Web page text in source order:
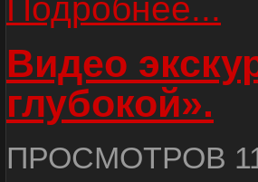
Подробнее...
Видео
глубокой».
ПРОСМОТРОВ